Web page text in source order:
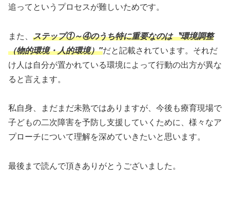
追ってというプロセスが難しいためです。
また、 ステップ①～④のうち特に重要なのは〝環境調整
（物的環境・人的環境）″だと記載されています。それだ
け人は自分が置かれている環境によって行動の出方が異な
ると言えます。
私自身、まだまだ未熟ではありますが、今後も療育現場で
子どもの二次障害を予防し支援していくために、様々なア
プローチについて理解を深めていきたいと思います。
最後まで読んで頂きありがとうございました。